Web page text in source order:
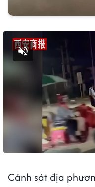
Bật tiếng
Cảnh sát địa